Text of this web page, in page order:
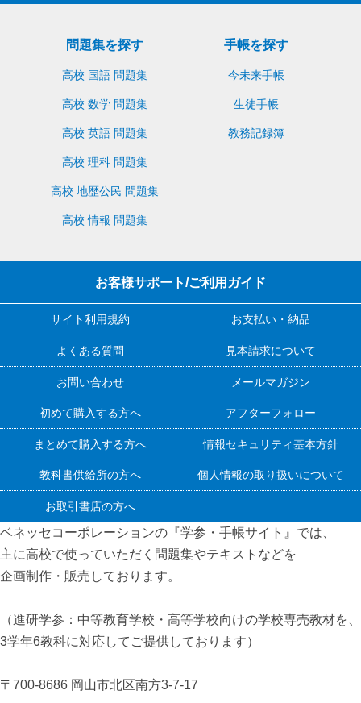
問題集を探す
高校 国語 問題集
高校 数学 問題集
高校 英語 問題集
高校 理科 問題集
高校 地歴公民 問題集
高校 情報 問題集
手帳を探す
今未来手帳
生徒手帳
教務記録簿
お客様サポート/ご利用ガイド
サイト利用規約 お支払い・納品
よくある質問 見本請求について
お問い合わせ メールマガジン
初めて購入する方へ アフターフォロー
まとめて購入する方へ 情報セキュリティ基本方針
教科書供給所の方へ 個人情報の取り扱いについて
お取引書店の方へ
ベネッセコーポレーションの『学参・手帳サイト』 では、
主に高校で使っていただく問題集やテキストなどを
企画制作・販売しております。
（進研学参：中等教育学校・高等学校向けの学校専売教材を、
3学年6教科に対応してご提供しております）
〒700-8686 岡山市北区南方3-7-17